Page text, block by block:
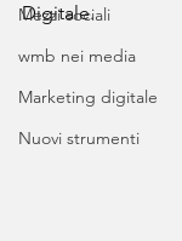
Mezzi sociali
wmb nei media
Marketing digitale
Nuovi strumenti
Digitale.